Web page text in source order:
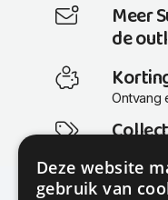
Meer
de
Ontvang
Actuele
Deze website
gebruik van